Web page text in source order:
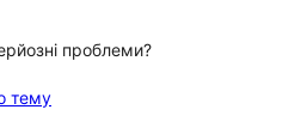
проблеми?
тему